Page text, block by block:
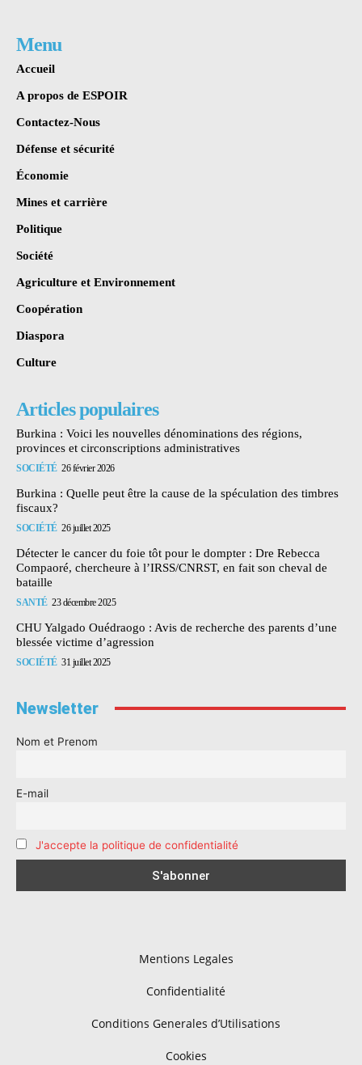
Menu
Accueil
A propos de ESPOIR
Contactez-Nous
Défense et sécurité
Économie
Mines et carrière
Politique
Société
Agriculture et Environnement
Coopération
Diaspora
Culture
Articles populaires
Burkina : Voici les nouvelles dénominations des régions,
provinces et circonscriptions administratives
SOCIÉTÉ 26 février 2026
Burkina : Quelle peut être la cause de la spéculation des timbres
fiscaux?
SOCIÉTÉ 26 juillet 2025
Détecter le cancer du foie tôt pour le dompter : Dre Rebecca
Compaoré, chercheure à l’IRSS/CNRST, en fait son cheval de
bataille
SANTÉ 23 décembre 2025
CHU Yalgado Ouédraogo : Avis de recherche des parents d’une
blessée victime d’agression
SOCIÉTÉ 31 juillet 2025
Newsletter
Nom et Prenom
E-mail
J'accepte la politique de confidentialité
Mentions Legales
Confidentialité
Conditions Generales d’Utilisations
Cookies